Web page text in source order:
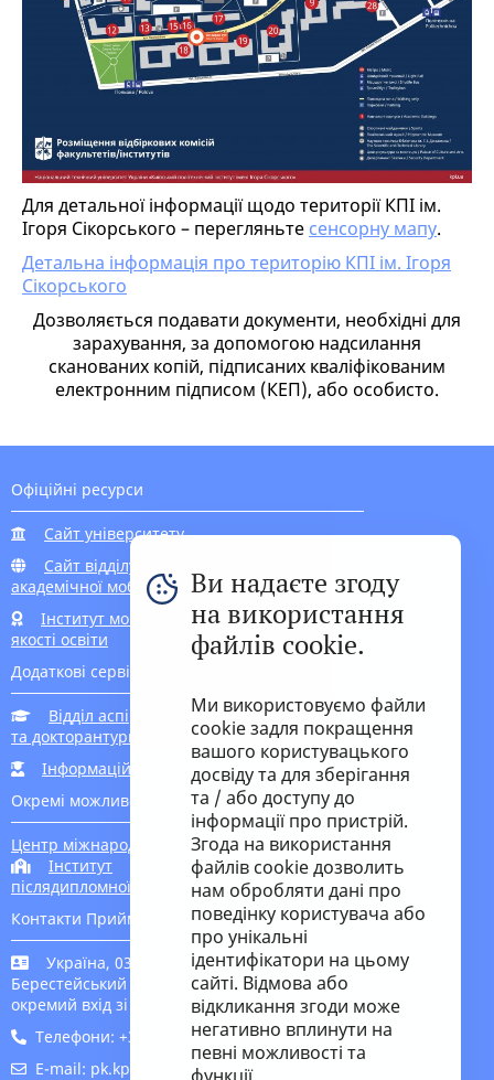
Для детальної інформації щодо території КПІ ім.
Ігоря Сікорського – перегляньте сенсорну мапу.
Детальна інформація про територію КПІ ім. Ігоря
Сікорського
Дозволяється подавати документи, необхідні для
зарахування, за допомогою надсилання
сканованих копій, підписаних кваліфікованим
електронним підписом (КЕП), або особисто.
Офіційні ресурси
Сайт університету
Сайт відділу
академічної мобільності
Інститут моніторингу
якості освіти
Додаткові сервіси для вступників
Відділ аспірантури
та докторантури
Інформаційна підтримка вступника
Окремі можливості для вступу
Центр міжнародної освіти
Інститут
післядипломної освіти
Контакти Приймальної комісії
Україна, 03056, м. Київ-56,
Берестейський пр-кт, 37 корпус 1,
окремий вхід зі сторони метро
Телефони: +380 (44) 204 9645, 204 9646
E-mail: pk.kpi@edu.kpi.ua
Ви надаєте згоду
на використання
файлів cookie.
Ми використовуємо файли
cookie задля покращення
вашого користувацького
досвіду та для зберігання
та / або доступу до
інформації про пристрій.
Згода на використання
файлів cookie дозволить
нам обробляти дані про
поведінку користувача або
про унікальні
ідентифікатори на цьому
сайті. Відмова або
відкликання згоди може
негативно вплинути на
певні можливості та